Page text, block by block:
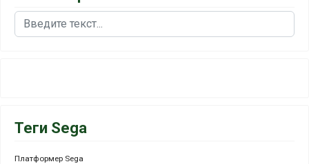
Поиск
Теги Sega
Платформер Sega